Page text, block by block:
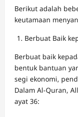
Berikut adalah
keutamaan
Berbuat Baik
Berbuat baik
bentuk bantuan
segi ekonomi,
Dalam Al-Quran,
ayat 36: